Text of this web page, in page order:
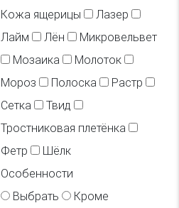
Кожа ящерицы
Лазер
Лайм
Лён
Микровельвет
Мозаика
Молоток
Мороз
Полоска
Растр
Сетка
Твид
Тростниковая плетёнка
Фетр
Шёлк
Особенности
Выбрать
Кроме